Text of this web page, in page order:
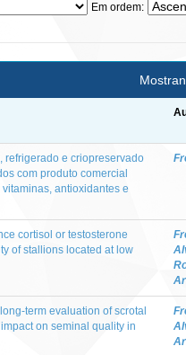
Em ordem:
refrigerado e criopreservado
com produto comercial
antioxidantes e
cortisol or testosterone
of stallions located at low
term evaluation of scrotal
on seminal quality in